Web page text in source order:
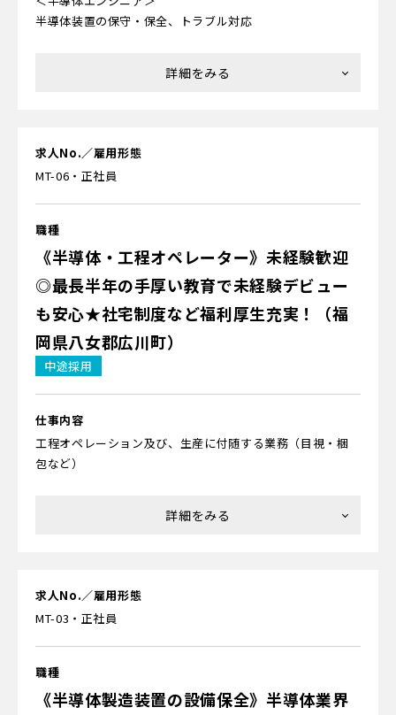
＼転居サポートあり！／
ど初期費用を支給します！
半導体装置の保守・保全、トラブル対応
求人No.／雇用形態
MT-06・正社員
職種
《半導体・工程オペレーター》未経験歓迎
◎最長半年の手厚い教育で未経験デビュー
も安心★社宅制度など福利厚生充実！（福
岡県八女郡広川町）
中途採用
仕事内容
工程オペレーション及び、生産に付随する業務（目視・梱
包など）
求人No.／雇用形態
MT-03・正社員
職種
《半導体製造装置の設備保全》半導体業界